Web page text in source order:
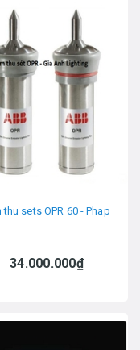
thu sets OPR 60 - Phap
34.000.000₫